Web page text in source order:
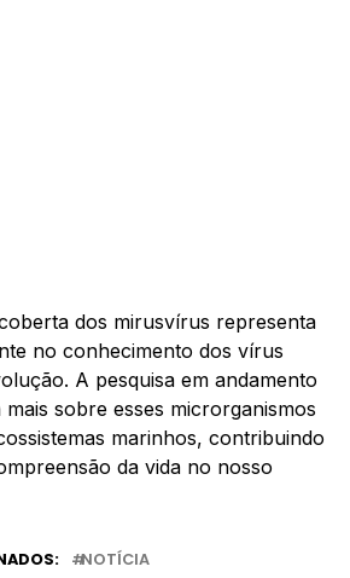
dos mirusvírus representa
no conhecimento dos vírus
A pesquisa em andamento
sobre esses microrganismos
marinhos, contribuindo
da vida no nosso
NOTÍCIA